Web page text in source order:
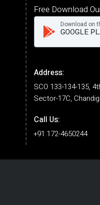
Free Download
Download on
GOOGLE
Address:
SCO 133-134-135,
Sector-17C,
Call Us:
+91 172-4650244